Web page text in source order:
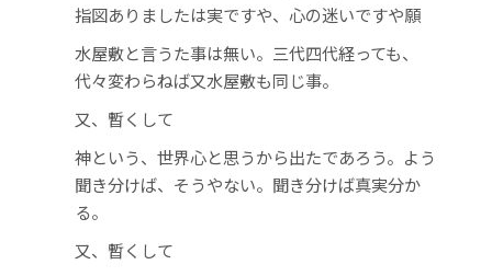
指図ありましたは実ですや、心の迷いですや願
水屋敷と言うた事は無い。三代四代経っても、
代々変わらねば又水屋敷も同じ事。
又、暫くして
神という、世界心と思うから出たであろう。よう
聞き分けば、そうやない。聞き分けば真実分か
る。
又、暫くして